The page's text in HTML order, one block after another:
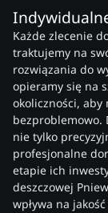
Każde zlecenie
traktujemy na
rozwiązania do
opieramy się na
okoliczności, aby
bezproblemowo.
nie tylko
profesjonalne
etapie ich
deszczowej
wpływa na